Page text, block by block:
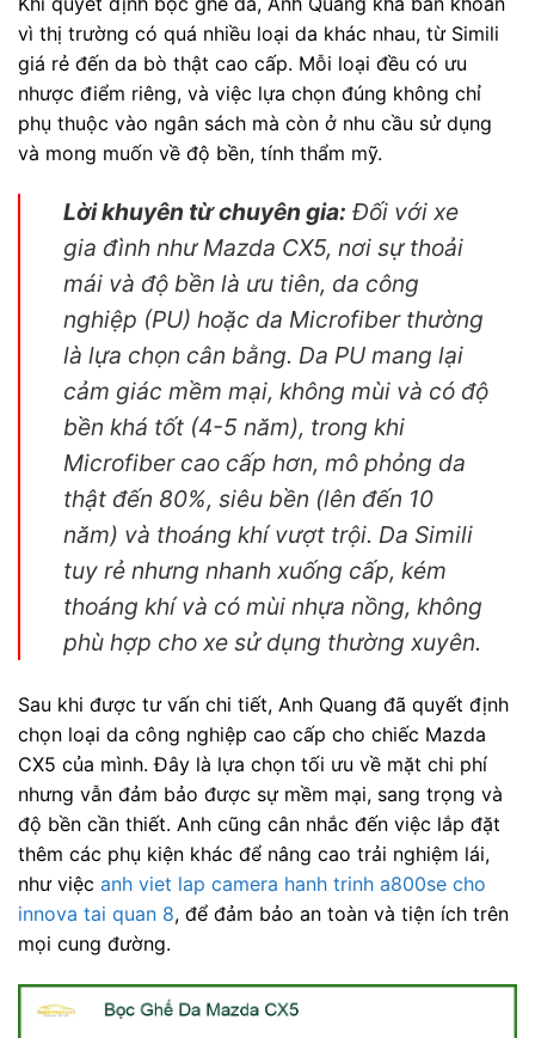
vì thị trường có quá nhiều loại da khác nhau, từ Simili
giá rẻ đến da bò thật cao cấp. Mỗi loại đều có ưu
nhược điểm riêng, và việc lựa chọn đúng không chỉ
phụ thuộc vào ngân sách mà còn ở nhu cầu sử dụng
và mong muốn về độ bền, tính thẩm mỹ.
Lời khuyên từ chuyên gia: Đối với xe
gia đình như Mazda CX5, nơi sự thoải
mái và độ bền là ưu tiên, da công
nghiệp (PU) hoặc da Microfiber thường
là lựa chọn cân bằng. Da PU mang lại
cảm giác mềm mại, không mùi và có độ
bền khá tốt (4-5 năm), trong khi
Microfiber cao cấp hơn, mô phỏng da
thật đến 80%, siêu bền (lên đến 10
năm) và thoáng khí vượt trội. Da Simili
tuy rẻ nhưng nhanh xuống cấp, kém
thoáng khí và có mùi nhựa nồng, không
phù hợp cho xe sử dụng thường xuyên.
Sau khi được tư vấn chi tiết, Anh Quang đã quyết định
chọn loại da công nghiệp cao cấp cho chiếc Mazda
CX5 của mình. Đây là lựa chọn tối ưu về mặt chi phí
nhưng vẫn đảm bảo được sự mềm mại, sang trọng và
độ bền cần thiết. Anh cũng cân nhắc đến việc lắp đặt
thêm các phụ kiện khác để nâng cao trải nghiệm lái,
như việc anh viet lap camera hanh trinh a800se cho
innova tai quan 8, để đảm bảo an toàn và tiện ích trên
mọi cung đường.